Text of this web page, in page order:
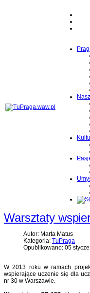
Warsztaty
Autor: Marta Matus
Kategoria: TuPraga
Opublikowano: 05
W 2013 roku w ramach
wspierające uczenie się dla
nr 30 w Warszawie.